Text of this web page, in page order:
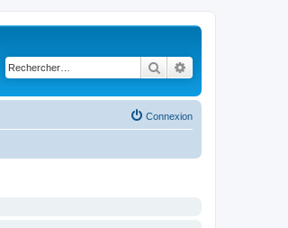
Rechercher
Connexion